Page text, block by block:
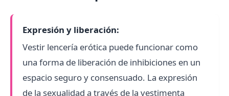
Expresión y liberación:
Vestir lencería erótica puede funcionar como
una forma de liberación de inhibiciones en un
espacio seguro y consensuado. La expresión
de la sexualidad a través de la vestimenta